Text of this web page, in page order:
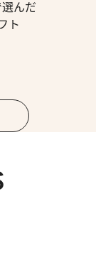
んだ
ト